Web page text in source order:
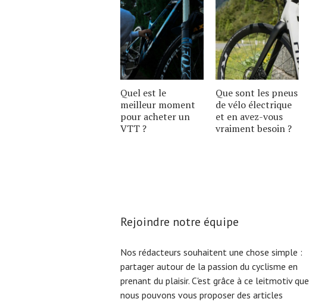
Quel est le
meilleur moment
pour acheter un
VTT ?
Que sont les pneus
de vélo électrique
et en avez-vous
vraiment besoin ?
Rejoindre notre équipe
Nos rédacteurs souhaitent une chose simple :
partager autour de la passion du cyclisme en
prenant du plaisir. C'est grâce à ce leitmotiv que
nous pouvons vous proposer des articles